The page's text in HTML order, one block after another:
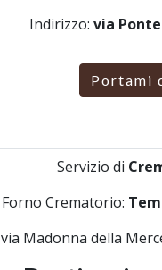
Indirizzo: via
Portami
Servizio di
Forno Crematorio:
via Madonna della